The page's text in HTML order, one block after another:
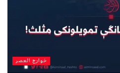
خوارج العصر